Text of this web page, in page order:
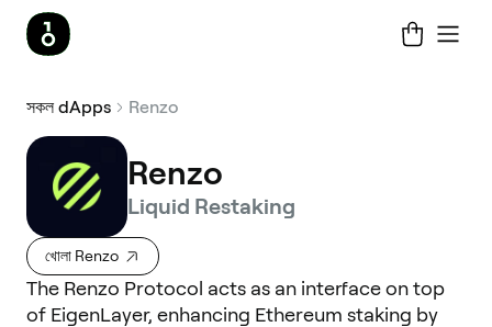
সকল dApps Renzo
Renzo
Liquid Restaking
খোলা Renzo
The Renzo Protocol acts as an interface on top
of EigenLayer, enhancing Ethereum staking by